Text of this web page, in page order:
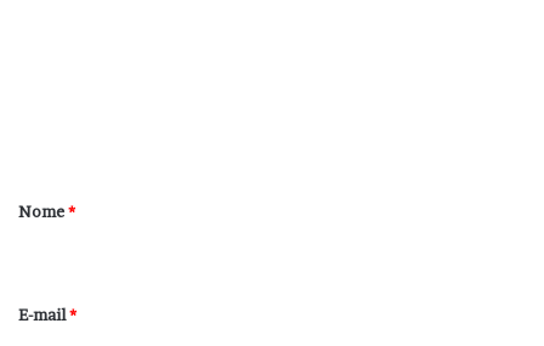
r
*
Nome*
E-mail*